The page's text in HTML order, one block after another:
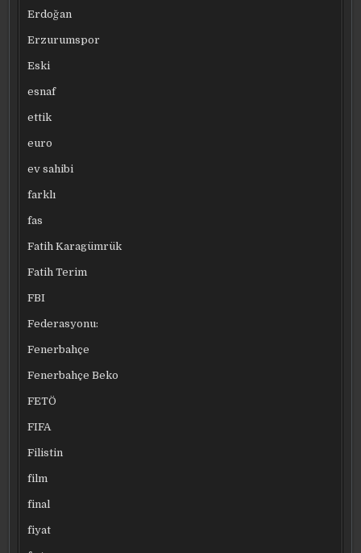
Erdoğan
Erzurumspor
Eski
esnaf
ettik
euro
ev sahibi
farklı
fas
Fatih Karagümrük
Fatih Terim
FBI
Federasyonu:
Fenerbahçe
Fenerbahçe Beko
FETÖ
FIFA
Filistin
film
final
fiyat